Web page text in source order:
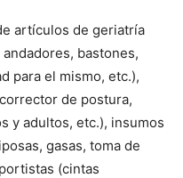
artículos de geriatría
bastones,
para el mismo, etc.),
de postura,
y adultos, etc.), insumos
gasas, toma de
(cintas